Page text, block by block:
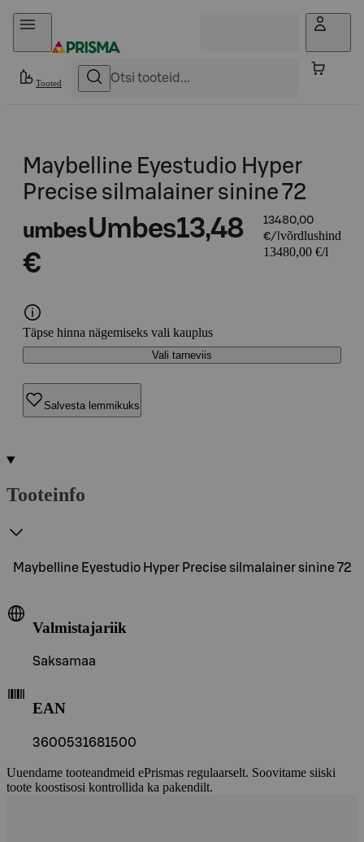
Otse sisu juurde
Tooted
Maybelline Eyestudio Hyper
Precise silmalainer sinine 72
umbesUmbes13,48
€
13480,00
€/l võrdlushind
13480,00 €/l
Täpse hinna nägemiseks vali kauplus
Vali tarneviis
Salvesta lemmikuks
Tooteinfo
Maybelline Eyestudio Hyper Precise silmalainer sinine 72
Valmistajariik
Saksamaa
EAN
3600531681500
Uuendame tooteandmeid ePrismas regulaarselt. Soovitame siiski
toote koostisosi kontrollida ka pakendilt.